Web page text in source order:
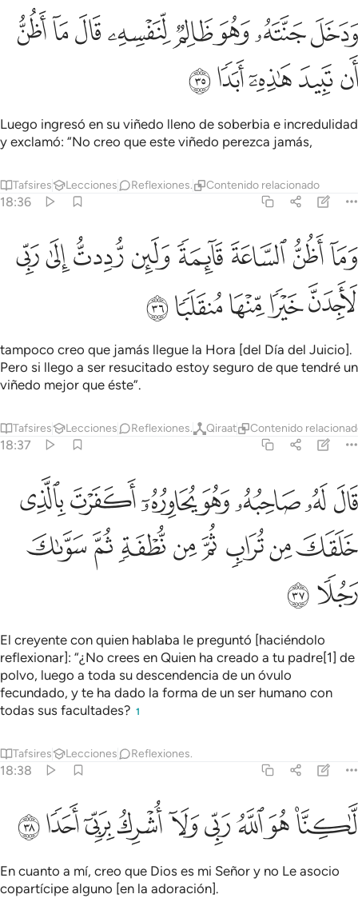
ودخل جنته وهو ظالم لنفسه قال ما اظن ان تبيد هاذه ابدا ٣٥
وَدَخَلَ جَنَّتَهُۥ وَهُوَ ظَالِمٌۭ لِّنَفْسِهِۦ قَالَ مَآ أَظُنُّ أَن تَبِيدَ هَـٰذِهِۦٓ أَبَدًۭا ٣٥
ﱁﱂﱃﱄﱅﱆﱇﱈ
ﱉﱊﱋﱌﱍ
Luego ingresó en su viñedo lleno de soberbia e incredulidad
y exclamó: “No creo que este viñedo perezca jamás,
Tafsires Lecciones Reflexiones. Contenido relacionado
18:36
وما اظن الساعة قايمة ولين رددت الى ربي لاجدن خيرا منها منقلبا ٣٦
وَمَآ أَظُنُّ ٱلسَّاعَةَ قَآئِمَةًۭ وَلَئِن رُّدِدتُّ إِلَىٰ رَبِّى لَأَجِدَنَّ خَيْرًۭا مِّنْهَا
ﱎﱏﱐﱑﱒﱓﱔﱕ
ﱖﱗﱘﱙﱚ
tampoco creo que jamás llegue la Hora [del Día del Juicio].
Pero si llego a ser resucitado estoy seguro de que tendré un
viñedo mejor que éste”.
Tafsires Lecciones Reflexiones. Qiraat Contenido
18:37
قال له صاحبه وهو يحاوره اكفرت بالذي خلقك من تراب ثم من نطفة ثم
قَالَ لَهُۥ صَاحِبُهُۥ وَهُوَ يُحَاوِرُهُۥٓ أَكَفَرْتَ بِٱلَّذِى خَلَقَكَ مِن تُرَابٍۢ
ﱛﱜﱝﱞﱟﱠﱡ
ﱢﱣﱤ ﱥﱦﱧﱨﱩ
ﱪﱫ
El creyente con quien hablaba le preguntó [haciéndolo
reflexionar]: “¿No crees en Quien ha creado a tu padre[1] de
polvo, luego a toda su descendencia de un óvulo
fecundado, y te ha dado la forma de un ser humano con
todas sus facultades? 1
Tafsires Lecciones Reflexiones.
18:38
لاكنا هو الله ربي ولا اشرك بربي احدا ٣٨
لَّـٰكِنَّا۠ هُوَ ٱللَّهُ رَبِّى وَلَآ أُشْرِكُ بِرَبِّىٓ أَحَدًۭا ٣٨
ﱬﱭﱮﱯﱰﱱﱲﱳﱴ
En cuanto a mí, creo que Dios es mi Señor y no Le asocio
copartícipe alguno [en la adoración].